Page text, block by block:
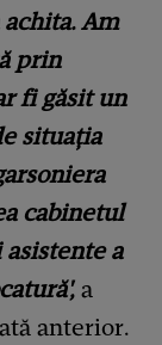
Am
prin
fi găsit un
situația
cabinetul
a
a
anterior.